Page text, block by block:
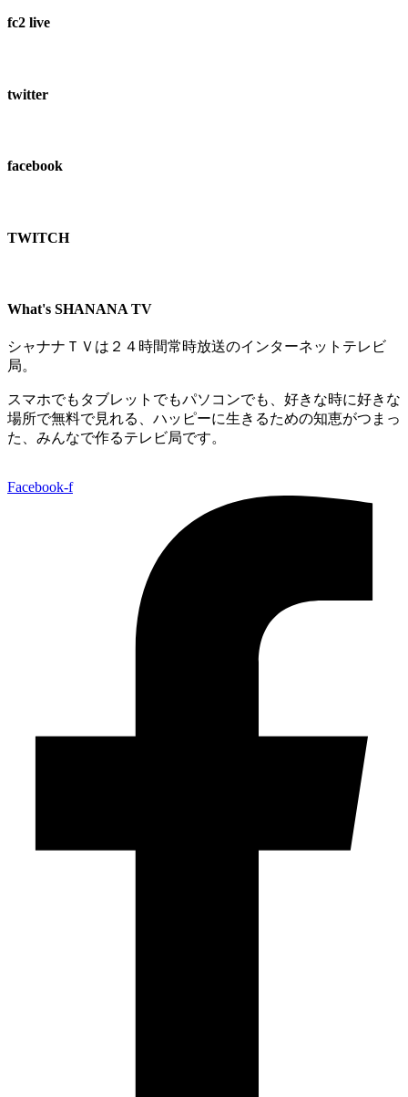
fc2 live
twitter
facebook
TWITCH​
What's SHANANA TV
シャナナＴＶは２４時間常時放送のインターネットテレビ
局。
スマホでもタブレットでもパソコンでも、好きな時に好きな
場所で無料で見れる、 ハッピーに生きるための知恵がつまっ
た、みんなで作るテレビ局です。
Facebook-f